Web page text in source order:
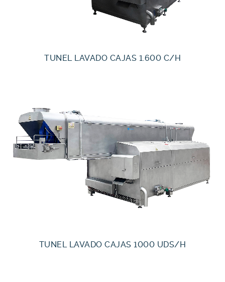
TUNEL LAVADO CAJAS 1.600 C/H
TUNEL LAVADO CAJAS 1000 UDS/H